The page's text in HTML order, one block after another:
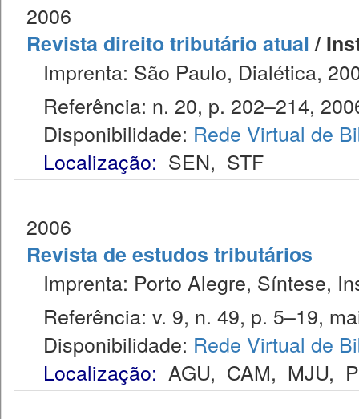
2006
Revista direito tributário atual/
Imprenta: São Paulo, Dialética,
Referência: n. 20, p. 202–214,
Disponibilidade: Rede Virtual de
Localização: SEN, STF
2006
Revista de estudos tributários
Imprenta: Porto Alegre, Síntese,
Referência: v. 9, n. 49, p. 5–19,
Disponibilidade: Rede Virtual de
Localização: AGU, CAM, MJU,